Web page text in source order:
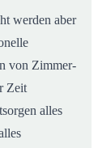
werden aber
von Zimmer-
Zeit
alles